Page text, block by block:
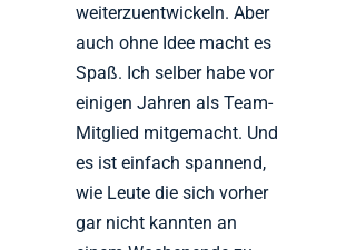
weiterzuentwickeln. Aber
auch ohne Idee macht es
Spaß. Ich selber habe vor
einigen Jahren als Team-
Mitglied mitgemacht. Und
es ist einfach spannend,
wie Leute die sich vorher
gar nicht kannten an